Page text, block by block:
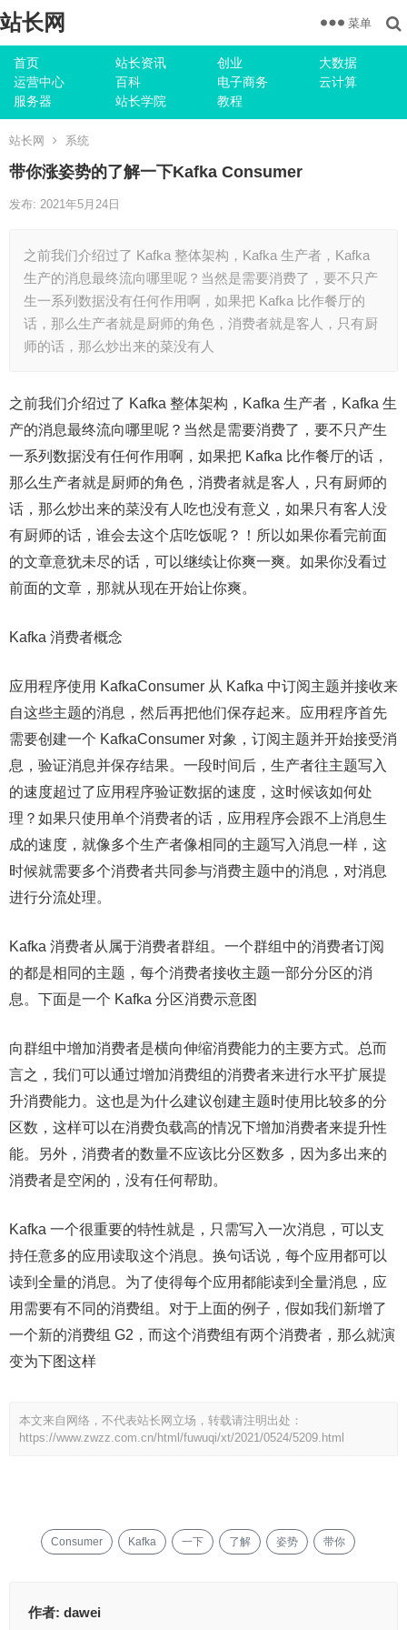
站长网
首页 站长资讯 创业
大数据
运营中心
百科 电子商务
云计算
服务器
站长学院 教程
菜单
站长网 系统
带你涨姿势的了解一下Kafka Consumer
发布: 2021年5月24日
之前我们介绍过了 Kafka 整体架构，Kafka 生产者，Kafka
生产的消息最终流向哪里呢？当然是需要消费了，要不只产
生一系列数据没有任何作用啊，如果把 Kafka 比作餐厅的
话，那么生产者就是厨师的角色，消费者就是客人，只有厨
师的话，那么炒出来的菜没有人
之前我们介绍过了 Kafka 整体架构，Kafka 生产者，Kafka 生
产的消息最终流向哪里呢？当然是需要消费了，要不只产生
一系列数据没有任何作用啊，如果把 Kafka 比作餐厅的话，
那么生产者就是厨师的角色，消费者就是客人，只有厨师的
话，那么炒出来的菜没有人吃也没有意义，如果只有客人没
有厨师的话，谁会去这个店吃饭呢？！所以如果你看完前面
的文章意犹未尽的话，可以继续让你爽一爽。如果你没看过
前面的文章，那就从现在开始让你爽。
Kafka 消费者概念
应用程序使用 KafkaConsumer 从 Kafka 中订阅主题并接收来
自这些主题的消息，然后再把他们保存起来。应用程序首先
需要创建一个 KafkaConsumer 对象，订阅主题并开始接受消
息，验证消息并保存结果。一段时间后，生产者往主题写入
的速度超过了应用程序验证数据的速度，这时候该如何处
理？如果只使用单个消费者的话，应用程序会跟不上消息生
成的速度，就像多个生产者像相同的主题写入消息一样，这
时候就需要多个消费者共同参与消费主题中的消息，对消息
进行分流处理。
Kafka 消费者从属于消费者群组。一个群组中的消费者订阅
的都是相同的主题，每个消费者接收主题一部分分区的消
息。下面是一个 Kafka 分区消费示意图
向群组中增加消费者是横向伸缩消费能力的主要方式。总而
言之，我们可以通过增加消费组的消费者来进行水平扩展提
升消费能力。这也是为什么建议创建主题时使用比较多的分
区数，这样可以在消费负载高的情况下增加消费者来提升性
能。另外，消费者的数量不应该比分区数多，因为多出来的
消费者是空闲的，没有任何帮助。
Kafka 一个很重要的特性就是，只需写入一次消息，可以支
持任意多的应用读取这个消息。换句话说，每个应用都可以
读到全量的消息。为了使得每个应用都能读到全量消息，应
用需要有不同的消费组。对于上面的例子，假如我们新增了
一个新的消费组 G2，而这个消费组有两个消费者，那么就演
变为下图这样
本文来自网络，不代表站长网立场，转载请注明出处：
https://www.zwzz.com.cn/html/fuwuqi/xt/2021/0524/5209.html
Consumer Kafka 一下 了解 姿势 带你
作者: dawei